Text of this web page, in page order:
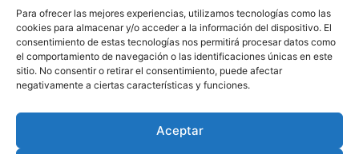
Para ofrecer las mejores experiencias, utilizamos tecnologías como las
cookies para almacenar y/o acceder a la información del dispositivo. El
consentimiento de estas tecnologías nos permitirá procesar datos como
el comportamiento de navegación o las identificaciones únicas en este
sitio. No consentir o retirar el consentimiento, puede afectar
negativamente a ciertas características y funciones.
Aceptar
un poco más libre y sin duda más curioso. El libro del
que presento aquí la introducción fue acompañado por
un ciclo de 24 proyecciones en el museo de arte
moderno de Bogotá. La publicación del libro fue posible
gracias al apoyo de Gabriel Alba, entonces profesor de
apoyo de Enrique Pulecio, entonces coordinador de las
actividades del MAM.